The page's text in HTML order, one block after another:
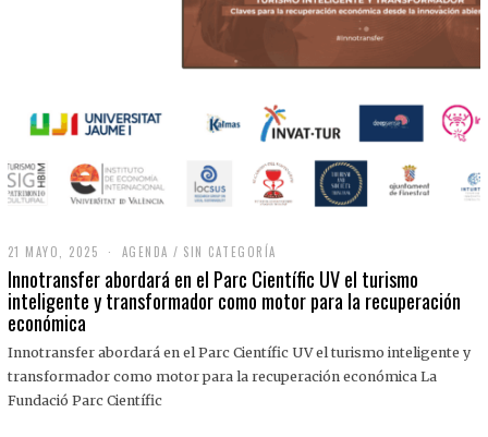
21 MAYO, 2025
M
A
Y
,
0
2
AGENDA / SIN CATEGORÍA
Innotransfer abordará en el Parc Científic UV el turismo
inteligente y transformador como motor para la recuperación
económica
Innotransfer abordará en el Parc Científic UV el turismo inteligente y
transformador como motor para la recuperación económica La
Fundació Parc Científic